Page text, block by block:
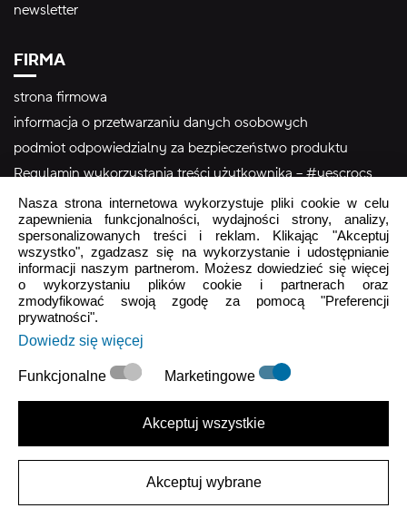
newsletter
FIRMA
strona firmowa
informacja o przetwarzaniu danych osobowych
podmiot odpowiedzialny za bezpieczeństwo produktu
Regulamin wykorzystania treści użytkownika – #yescrocs
Obsługa Klienta
Pon - Pt9:00 - 16:00
Sob - NdzZamknięte
crocs.sklep@intersocks.pl
22 230 94 60
Wyślij
AkceptujePolityki Prywatności.
Nasza strona internetowa wykorzystuje pliki cookie w celu
zapewnienia funkcjonalności, wydajności strony, analizy,
spersonalizowanych treści i reklam. Klikając "Akceptuj
wszystko", zgadzasz się na wykorzystanie i udostępnianie
informacji naszym partnerom. Możesz dowiedzieć się więcej
o wykorzystaniu plików cookie i partnerach oraz
zmodyfikować swoją zgodę za pomocą "Preferencji
prywatności".
Dowiedz się więcej
Funkcjonalne Marketingowe
Akceptuj wszystkie
Akceptuj wybrane